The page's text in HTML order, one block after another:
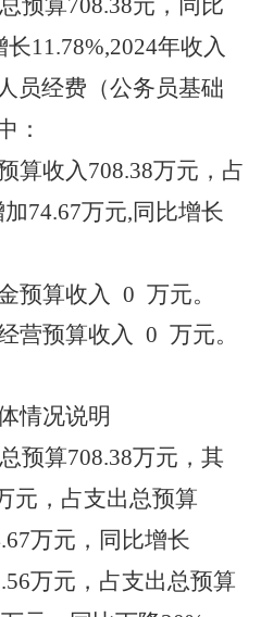
预算708.38元，同比
长11.78%,2024年收入
人员经费（公务员基础
：
算收入708.38万元，占
74.67万元,同比增长
预算收入 0 万元。
营预算收入 0 万元。
情况说明
预算708.38万元，其
元，占支出总预算
万元，同比增长
万元，占支出总预算